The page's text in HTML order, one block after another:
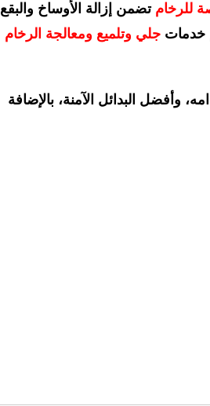
للرخام تضمن إزالة الأوساخ والبقع
خدمات جلي وتلميع ومعالجة الرخام
وأفضل البدائل الآمنة، بالإضافة